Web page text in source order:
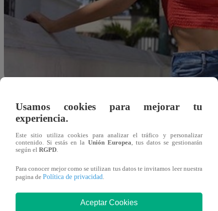
Redacción Latina
22 de marzo 2019
La bella Milett Figueroa acostumbra mantener felices a
sociales, donde no teme mostrar su buena figura,
sus publicaciones. Es por eso que la modelo utilizó su
que realiza un sensual baile, dejando con la boca abierta
Usamos cookies para mejorar tu
experiencia.
Este sitio utiliza cookies para analizar el tráfico y personalizar
contenido. Si estás en la Unión Europea, tus datos se gestionarán
según el RGPD.
Para conocer mejor como se utilizan tus datos te invitamos leer nuestra
pagina de Política de privacidad.
Aceptar Cookies